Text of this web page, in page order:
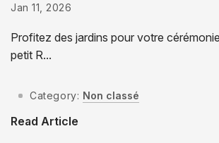
Jan 11, 2026
Profitez des jardins pour votre
petit R...
Category: Non classé
Read Article